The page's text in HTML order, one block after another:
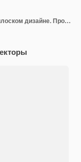
Цветной значок ракетного корабля в плоском дизайне. Простой значок космического корабля выделен на белом фоне. Векторная иллюстрация.